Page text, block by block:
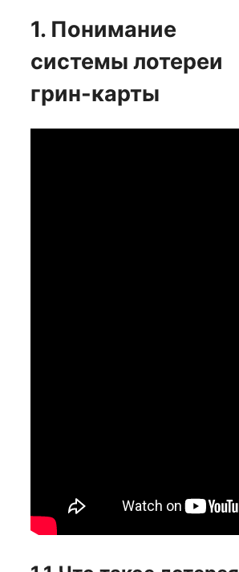
1. Понимание
системы лотереи
грин-карты